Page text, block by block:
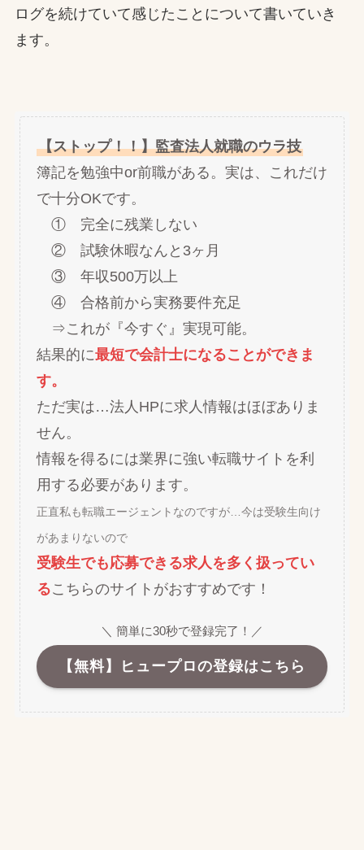
ログを続けていて感じたことについて書いていき
ます。
【ストップ！！】監査法人就職のウラ技
簿記を勉強中or前職がある。実は、これだけ
で十分OKです。
① 完全に残業しない
② 試験休暇なんと3ヶ月
③ 年収500万以上
④ 合格前から実務要件充足
⇒これが『今すぐ』実現可能。
結果的に最短で会計士になることができま
す。
ただ実は…法人HPに求人情報はほぼありま
せん。
情報を得るには業界に強い転職サイトを利
用する必要があります。
正直私も転職エージェントなのですが…今は受験生向け
があまりないので
受験生でも応募できる求人を多く扱ってい
るこちらのサイトがおすすめです！
＼ 簡単に30秒で登録完了！／
【無料】ヒュープロの登録はこちら